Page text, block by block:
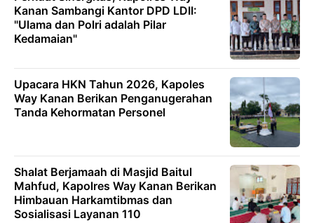
Kanan Sambangi Kantor DPD LDII:
"Ulama dan Polri adalah Pilar
Kedamaian"
Upacara HKN Tahun 2026, Kapoles
Way Kanan Berikan Penganugerahan
Tanda Kehormatan Personel
Shalat Berjamaah di Masjid Baitul
Mahfud, Kapolres Way Kanan Berikan
Himbauan Harkamtibmas dan
Sosialisasi Layanan 110